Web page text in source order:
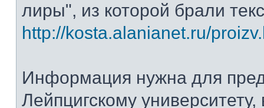
лиры", из которой брали
http://kosta.alanianet.ru/
Информация нужна для
Лейпцигскому